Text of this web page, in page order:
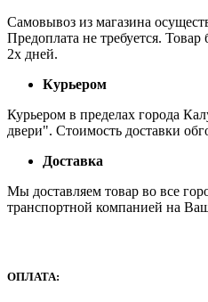
Самовывоз из магазина
Предоплата не требуется. Товар
2х дней.
Курьером
Курьером в пределах города
двери". Стоимость доставки
Доставка
Мы доставляем товар во все
транспортной компанией на
ОПЛАТА: